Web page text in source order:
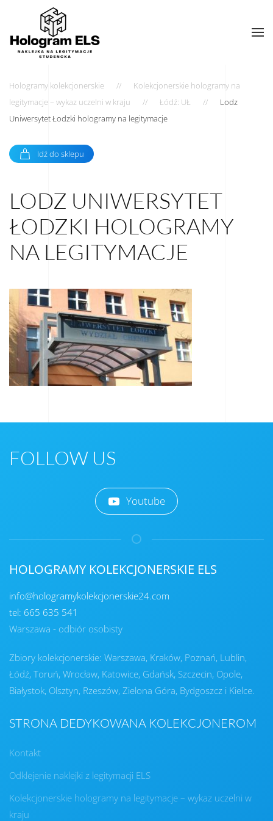
Hologramy kolekcjonerskie
Kolekcjonerskie hologramy na
legitymacje – wykaz uczelni w kraju
Łódź: UŁ
Lodz
Uniwersytet Łodzki hologramy na legitymacje
Idź do sklepu
LODZ UNIWERSYTET
ŁODZKI HOLOGRAMY
NA LEGITYMACJE
FOLLOW US
Youtube
HOLOGRAMY KOLEKCJONERSKIE ELS
info@hologramykolekcjonerskie24.com
tel: 665 635 541
Warszawa - odbiór osobisty
Zbiory kolekcjonerskie: Warszawa, Kraków, Poznań, Lublin,
Łódź, Toruń, Wrocław, Katowice, Gdańsk, Szczecin, Opole,
Białystok, Olsztyn, Rzeszów, Zielona Góra, Bydgoszcz i Kielce.
STRONA DEDYKOWANA KOLEKCJONEROM
Kontakt
Odklejenie naklejki z legitymacji ELS
Kolekcjonerskie hologramy na legitymacje – wykaz uczelni w
kraju